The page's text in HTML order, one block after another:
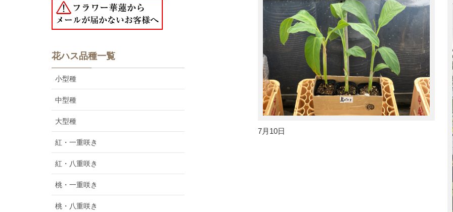
7月10日
花ハス品種一覧
小型種
中型種
大型種
紅・一重咲き
紅・八重咲き
桃・一重咲き
桃・八重咲き